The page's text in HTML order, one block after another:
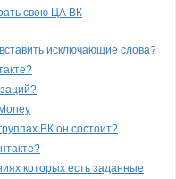
свою ЦА ВК
исключающие слова?
ВК он состоит?
которых есть заданные